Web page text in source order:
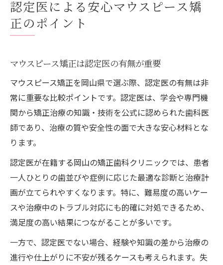
認定医による安心マウスピース矯
正のポイント
マウスピース矯正は認定医の有無が重要
マウスピース矯正を岡山県で選ぶ際、認定医の有無は非
常に重要な比較ポイントです。認定医は、学会や専門機
関から矯正治療の知識・技術を公式に認められた歯科医
師であり、治療の質や安全性の面で大きな安心材料とな
ります。
認定医が在籍する岡山の矯正歯科クリニックでは、患者
一人ひとりの歯並びや症例に応じた最適な診断と治療計
画が立てられやすくなります。特に、難易度の高いケー
スや治療中のトラブル対応にも的確に対処できるため、
満足度の高い結果につながることが多いです。
一方で、認定医でない場合、経験や知識の差から治療の
進行や仕上がりに不安が残るケースも考えられます。失